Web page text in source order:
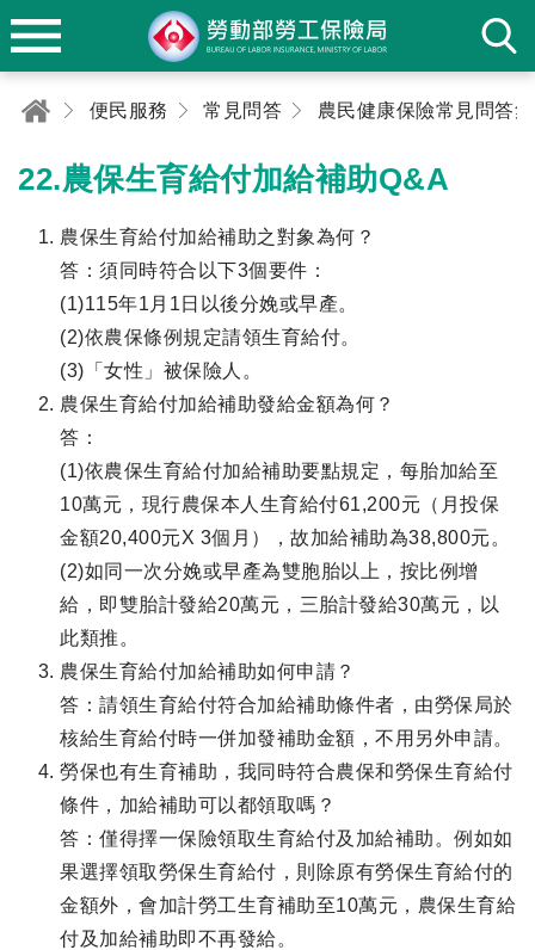
便民服務 常見問答 農民健康保險常見問答集
22.農保生育給付加給補助Q&A
農保生育給付加給補助之對象為何？
答：須同時符合以下3個要件：
(1)115年1月1日以後分娩或早產。
(2)依農保條例規定請領生育給付。
(3)「女性」被保險人。
農保生育給付加給補助發給金額為何？
答：
(1)依農保生育給付加給補助要點規定，每胎加給至
10萬元，現行農保本人生育給付61,200元（月投保
金額20,400元X 3個月），故加給補助為38,800元。
(2)如同一次分娩或早產為雙胞胎以上，按比例增
給，即雙胎計發給20萬元，三胎計發給30萬元，以
此類推。
農保生育給付加給補助如何申請？
答：請領生育給付符合加給補助條件者，由勞保局於
核給生育給付時一併加發補助金額，不用另外申請。
勞保也有生育補助，我同時符合農保和勞保生育給付
條件，加給補助可以都領取嗎？
答：僅得擇一保險領取生育給付及加給補助。例如如
果選擇領取勞保生育給付，則除原有勞保生育給付的
金額外，會加計勞工生育補助至10萬元，農保生育給
付及加給補助即不再發給。